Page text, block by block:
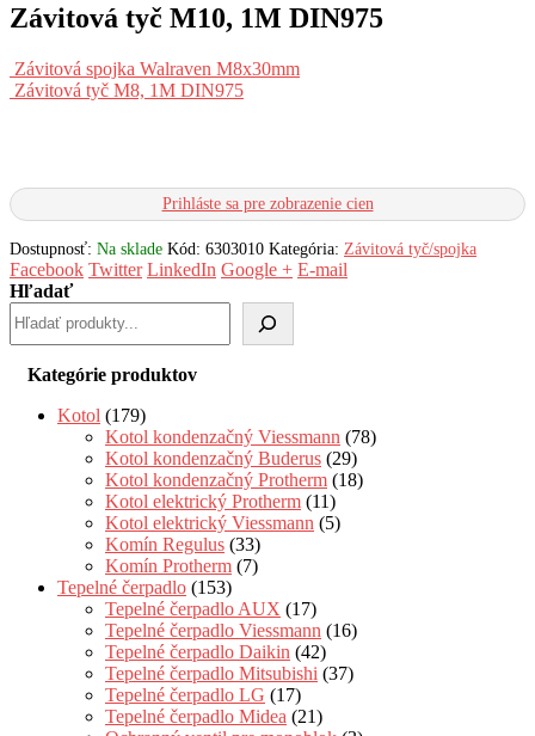
Závitová tyč M10, 1M DIN975
Závitová spojka Walraven M8x30mm
Závitová tyč M8, 1M DIN975
Prihláste sa pre zobrazenie cien
Dostupnosť: Na sklade Kód: 6303010 Kategória: Závitová tyč/spojka
Facebook Twitter LinkedIn Google + E-mail
Hľadať
Kategórie produktov
Kotol (179)
Kotol kondenzačný Viessmann (78)
Kotol kondenzačný Buderus (29)
Kotol kondenzačný Protherm (18)
Kotol elektrický Protherm (11)
Kotol elektrický Viessmann (5)
Komín Regulus (33)
Komín Protherm (7)
Tepelné čerpadlo (153)
Tepelné čerpadlo AUX (17)
Tepelné čerpadlo Viessmann (16)
Tepelné čerpadlo Daikin (42)
Tepelné čerpadlo Mitsubishi (37)
Tepelné čerpadlo LG (17)
Tepelné čerpadlo Midea (21)